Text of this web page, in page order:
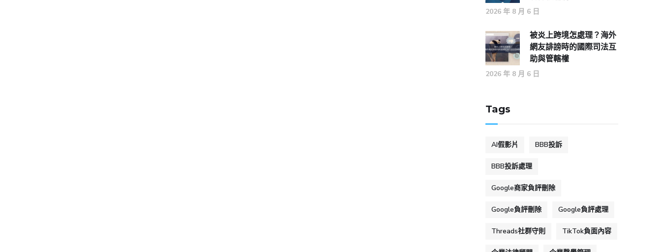
2026 年 8 月 6 日
被炎上跨境怎處理？海外
網友誹謗時的國際司法互
助與管轄權
2026 年 8 月 6 日
Tags
AI假影片 BBB投訴
BBB投訴處理
Google商家負評刪除
Google負評刪除 Google負評處理
Threads社群守則 TikTok負面內容